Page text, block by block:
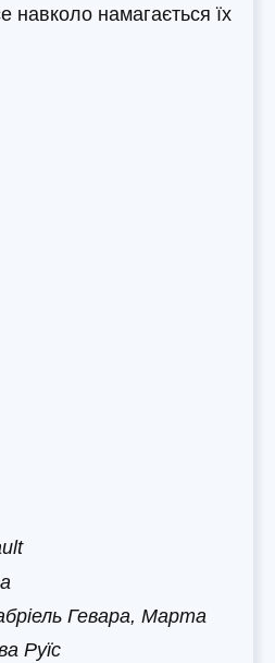
навколо намагається їх
Гевара, Марта
Руїс